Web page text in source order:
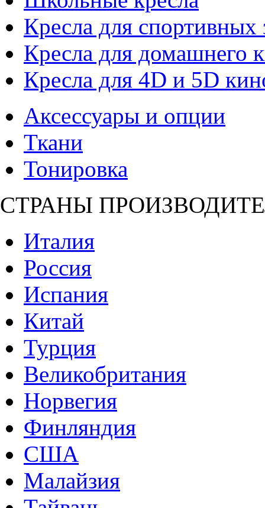
Кресла для спортивных
Кресла для домашнего
Кресла для 4D и 5D
Аксессуары и опции
Ткани
Тонировка
СТРАНЫ
Италия
Россия
Испания
Китай
Турция
Великобритания
Норвегия
Финляндия
США
Малайзия